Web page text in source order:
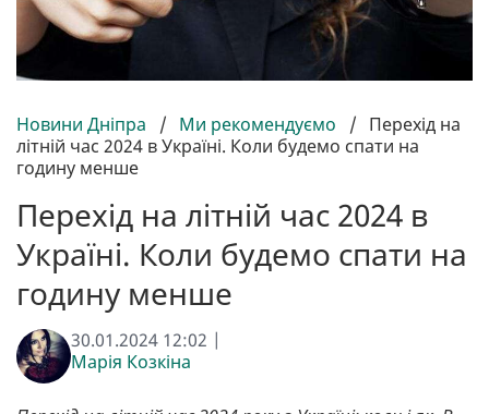
Новини Дніпра / Ми рекомендуємо / Перехід на
літній час 2024 в Україні. Коли будемо спати на
годину менше
Перехід на літній час 2024 в
Україні. Коли будемо спати на
годину менше
30.01.2024 12:02 |
Марія Козкіна